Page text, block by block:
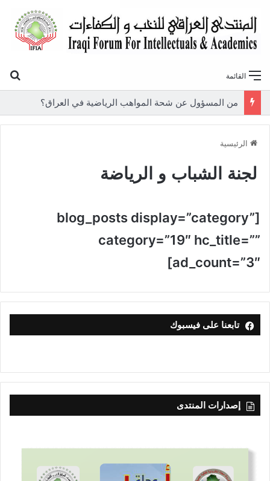
القائمة
من المسؤول عن شحة المواهب الرياضية في العراق؟
الرئيسية
لجنة الشباب و الرياضة
[blog_posts display=”category”
category=”19″ hc_title=””
ad_count=”3″]
تابعنا على فيسبوك
إصدارات المنتدى